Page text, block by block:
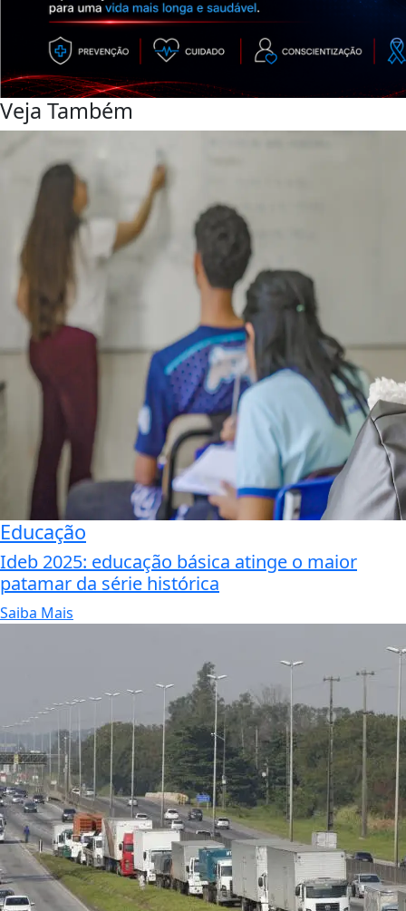
Veja Também
Educação
Ideb 2025: educação básica atinge o maior
patamar da série histórica
Saiba Mais